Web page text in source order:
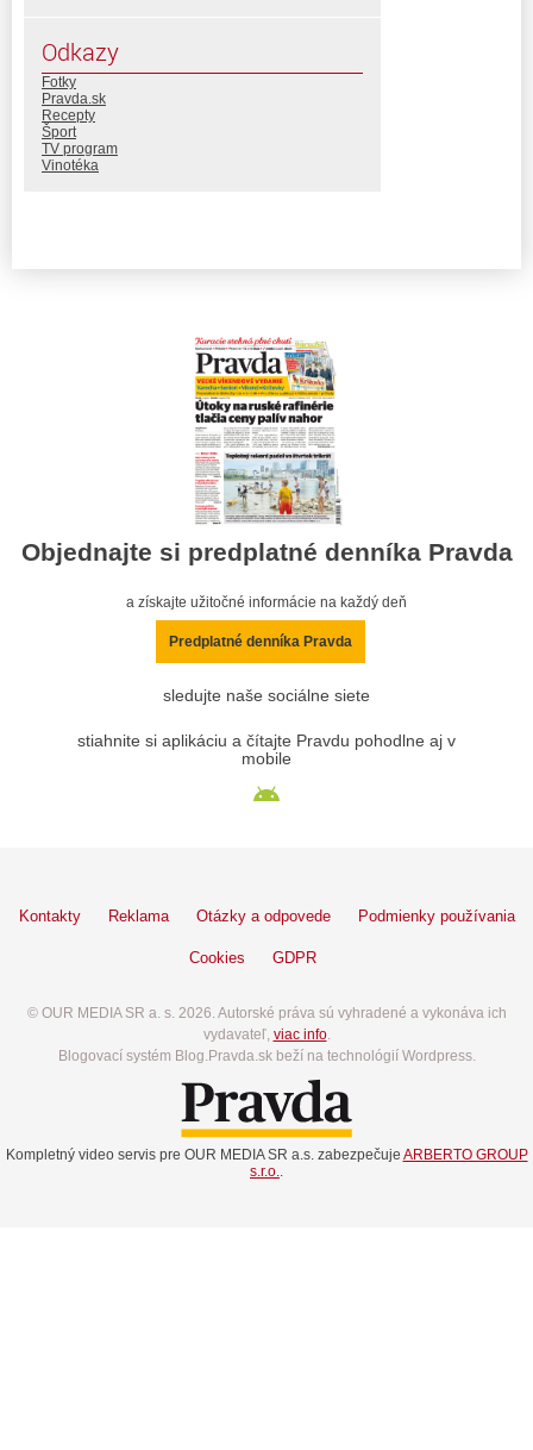
Odkazy
Fotky
Pravda.sk
Recepty
Šport
TV program
Vinotéka
Objednajte si predplatné denníka Pravda
a získajte užitočné informácie na každý deň
Predplatné denníka Pravda
sledujte naše sociálne siete
stiahnite si aplikáciu a čítajte Pravdu pohodlne aj v
mobile
Kontakty Reklama Otázky a odpovede Podmienky používania
Cookies GDPR
© OUR MEDIA SR a. s. 2026. Autorské práva sú vyhradené a vykonáva ich
vydavateľ, viac info.
Blogovací systém Blog.Pravda.sk beží na technológií Wordpress.
Kompletný video servis pre OUR MEDIA SR a.s. zabezpečuje ARBERTO GROUP
s.r.o..